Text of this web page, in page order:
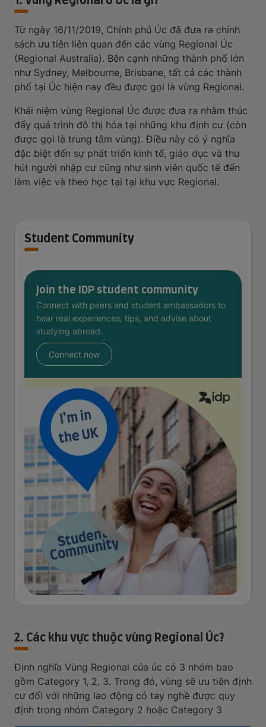
Từ ngày 16/11/2019, Chính phủ Úc đã đưa ra chính
sách ưu tiên liên quan đến các vùng Regional Úc
(Regional Australia). Bên cạnh những thành phố lớn
như Sydney, Melbourne, Brisbane, tất cả các thành
phố tại Úc hiện nay đều được gọi là vùng Regional.
Khái niệm vùng Regional Úc được đưa ra nhằm thúc
đẩy quá trình đô thị hóa tại những khu định cư (còn
được gọi là trung tâm vùng). Điều này có ý nghĩa
đặc biệt đến sự phát triển kinh tế, giáo dục và thu
hút người nhập cư cũng như sinh viên quốc tế đến
làm việc và theo học tại tại khu vực Regional.
Student Community
Join the IDP student community
Connect with peers and student ambassadors to
hear real experiences, tips, and advise about
studying abroad.
Connect now
2. Các khu vực thuộc vùng Regional Úc?
Định nghĩa Vùng Regional của úc có 3 nhóm bao
gồm Category 1, 2, 3. Trong đó, vùng sẽ ưu tiên định
cư đối với những lao động có tay nghề được quy
định trong nhóm Category 2 hoặc Category 3